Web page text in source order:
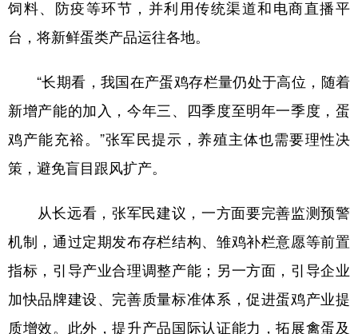
饲料、防疫等环节，并利用传统渠道和电商直播平
台，将新鲜蛋类产品运往各地。
“长期看，我国在产蛋鸡存栏量仍处于高位，随着
新增产能的加入，今年三、四季度至明年一季度，蛋
鸡产能充裕。”张军民提示，养殖主体也需要理性决
策，避免盲目跟风扩产。
从长远看，张军民建议，一方面要完善监测预警
机制，通过定期发布存栏结构、雏鸡补栏意愿等前置
指标，引导产业合理调整产能；另一方面，引导企业
加快品牌建设、完善质量标准体系，促进蛋鸡产业提
质增效。此外，提升产品国际认证能力，拓展禽蛋及